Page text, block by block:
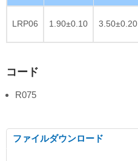
LRP06 1.90±0.10 3.50±0.20
コード
R075
ファイルダウンロード